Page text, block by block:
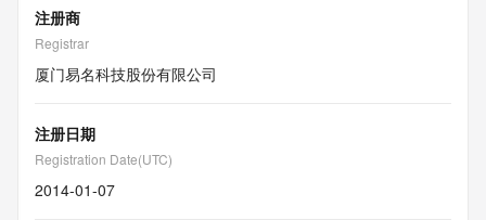
注册商
Registrar
厦门易名科技股份有限公司
注册日期
Registration Date(UTC)
2014-01-07